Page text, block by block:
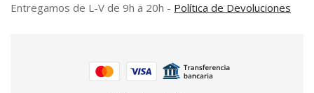
Entregamos de L-V de 9h a 20h - Política de Devoluciones